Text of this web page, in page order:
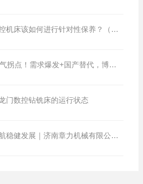
夏季高温高湿，数控机床该如何进行针对性保养？（附冬夏维保异同对比）
2026机床行业迎景气拐点！需求爆发+国产替代，博斯曼数控设备产销两旺发货忙
门数控钻铣床的运行状态
筑牢安全防线，护航稳健发展｜济南章力机械有限公司开展2026年安全生产月系列活动